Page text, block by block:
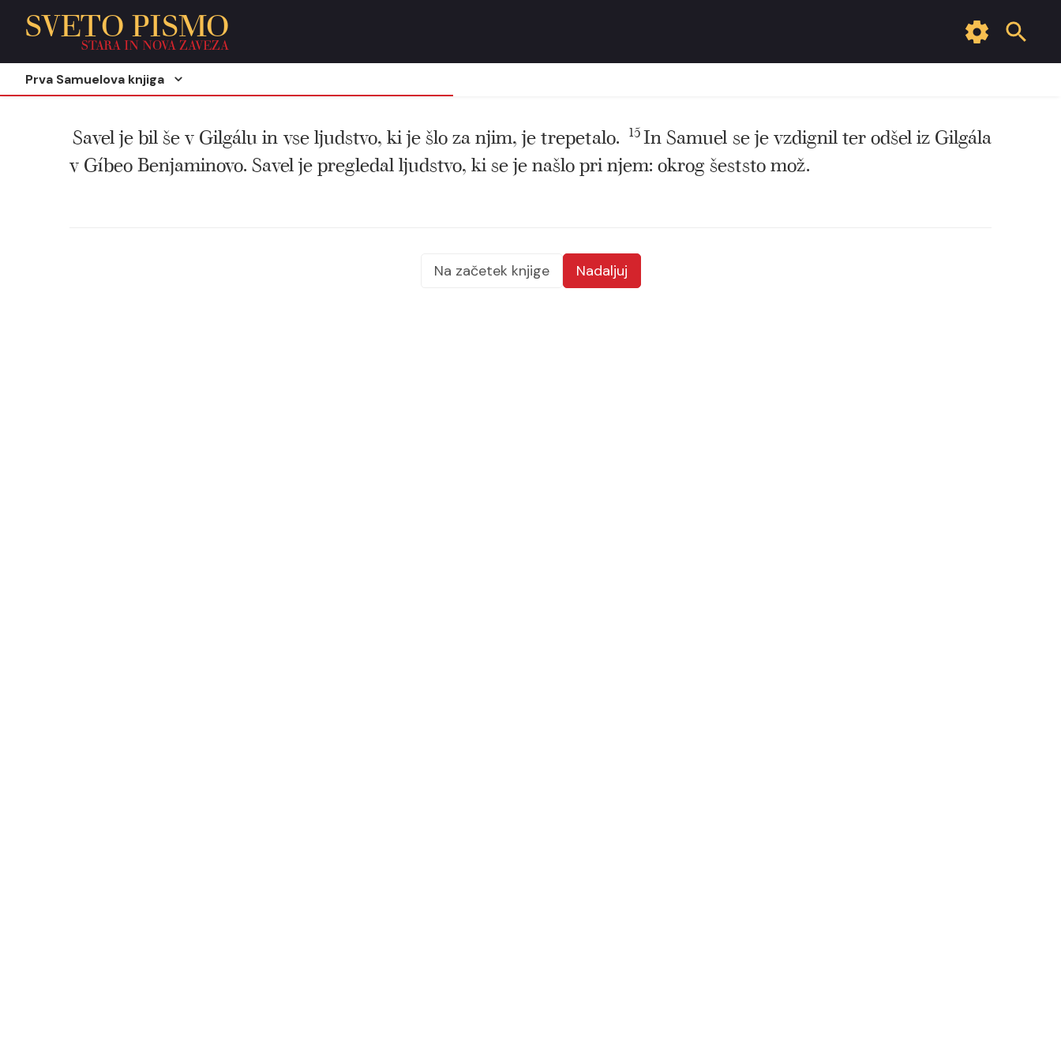
SVETO PISMO
STARA IN NOVA ZAVEZA
Prva Samuelova knjiga
Savel je bil še v Gilgálu in vse ljudstvo, ki je šlo za njim, je trepetalo. 15In Samuel se je vzdignil ter odšel iz Gilgála
v Gíbeo Benjaminovo. Savel je pregledal ljudstvo, ki se je našlo pri njem: okrog šeststo mož.
Na začetek knjige Nadaljuj